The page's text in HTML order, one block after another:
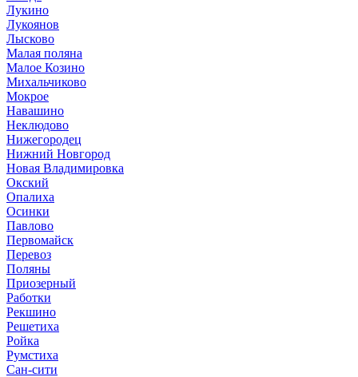
Лукино
Лукоянов
Лысково
Малая поляна
Малое Козино
Михальчиково
Мокрое
Навашино
Неклюдово
Нижегородец
Нижний Новгород
Новая Владимировка
Окский
Опалиха
Осинки
Павлово
Первомайск
Перевоз
Поляны
Приозерный
Работки
Рекшино
Решетиха
Ройка
Румстиха
Сан-сити